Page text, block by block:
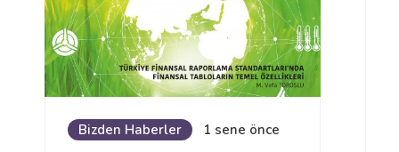
Bizden Haberler 1 sene önce